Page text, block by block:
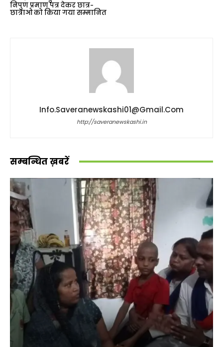
निपुण प्रमाण पत्र देकर छात्र-
छात्राओ को किया गया सम्मानित
Info.saveranewskashi01@gmail.com
http://saveranewskashi.in
सम्बन्धित ख़बरें